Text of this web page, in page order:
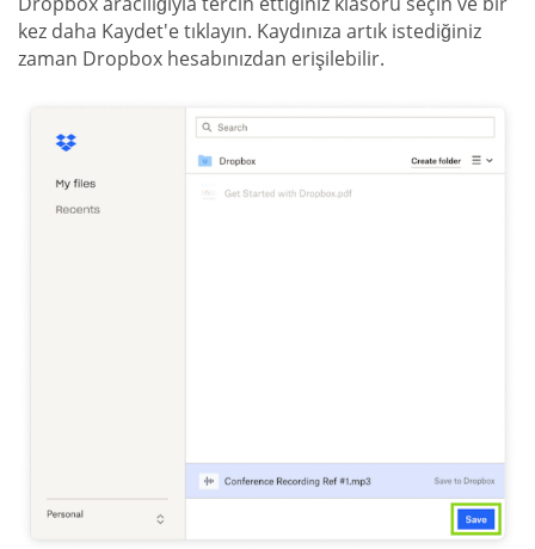
kez daha Kaydet'e tıklayın. Kaydınıza artık istediğiniz
zaman Dropbox hesabınızdan erişilebilir.